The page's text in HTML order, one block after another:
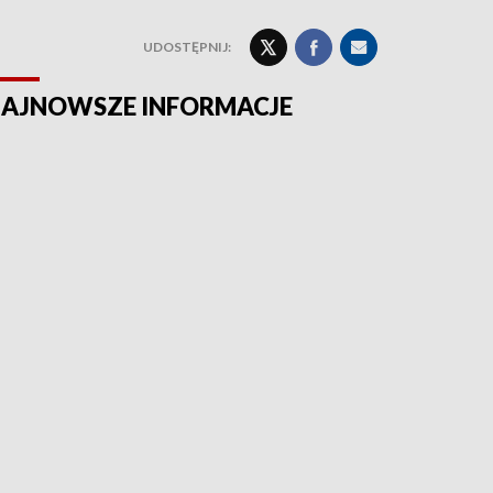
UDOSTĘPNIJ:
INFORMACJE